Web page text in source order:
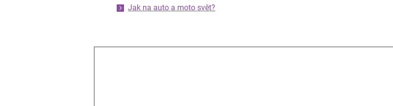
Jak na auto a moto svět?